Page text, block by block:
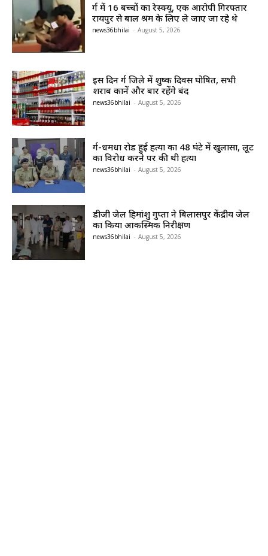
दुर्ग में 16 बच्चों का रेस्क्यू, एक आरोपी गिरफ्तार
रायपुर से बाल श्रम के लिए ले जाए जा रहे थे
news36bhilai - August 5, 2026
इस दिन दुर्ग जिले में शुष्क दिवस घोषित, सभी
शराब दुकानें और बार रहेंगे बंद
news36bhilai - August 5, 2026
दुर्ग-धमधा रोड हुई हत्या का 48 घंटे में खुलासा, लूट
का विरोध करने पर की थी हत्या
news36bhilai - August 5, 2026
डीजी जेल हिमांशु गुप्ता ने बिलासपुर केंद्रीय जेल
का किया आकस्मिक निरीक्षण
news36bhilai - August 5, 2026